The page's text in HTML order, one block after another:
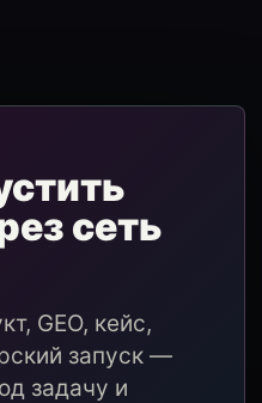
сеть
GEO, кейс,
запуск —
задачу и